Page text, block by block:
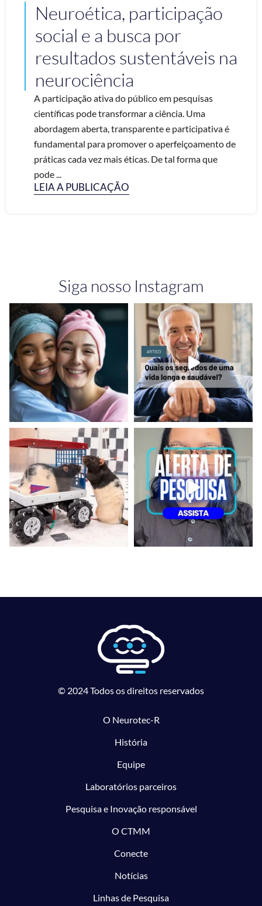
Neuroética, participação
social e a busca por
resultados sustentáveis na
neurociência
A participação ativa do público em pesquisas
científicas pode transformar a ciência. Uma
abordagem aberta, transparente e participativa é
fundamental para promover o aperfeiçoamento de
práticas cada vez mais éticas. De tal forma que
pode ...
LEIA A PUBLICAÇÃO
Siga nosso Instagram
© 2024 Todos os direitos reservados
O Neurotec-R
História
Equipe
Laboratórios parceiros
Pesquisa e Inovação responsável
O CTMM
Conecte
Notícias
Linhas de Pesquisa